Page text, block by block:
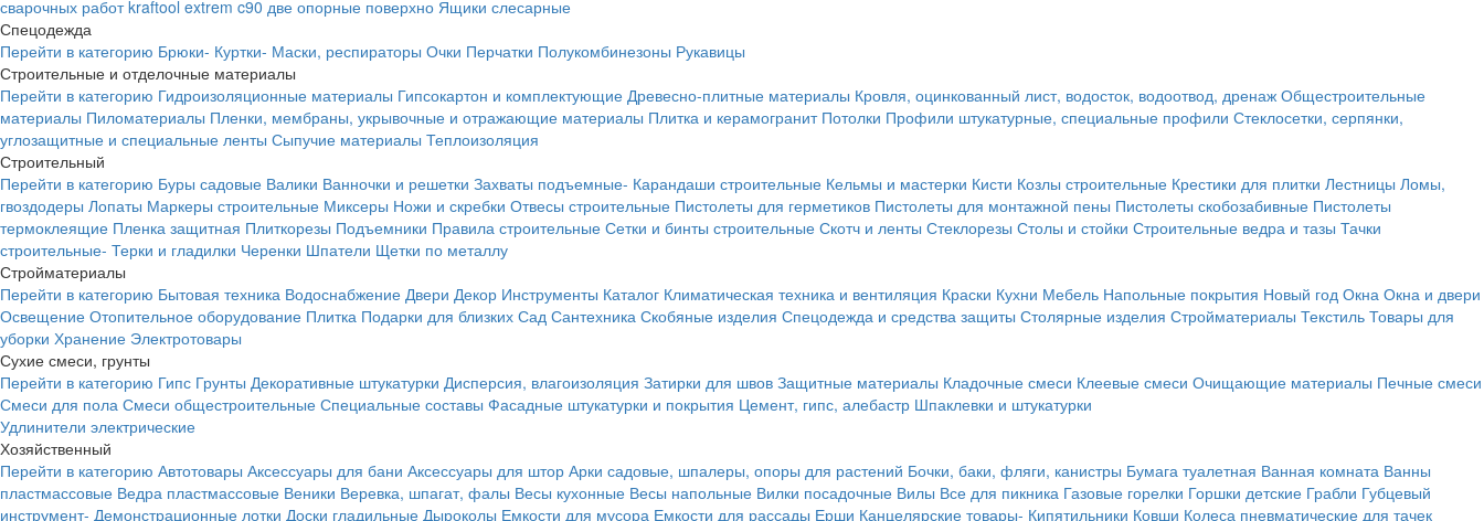
сварочных работ kraftool extrem c90 две опорные поверхно Ящики слесарные
Спецодежда
Перейти в категорию Брюки- Куртки- Маски, респираторы Очки Перчатки Полукомбинезоны Рукавицы
Строительные и отделочные материалы
Перейти в категорию Гидроизоляционные материалы Гипсокартон и комплектующие Древесно-плитные материалы Кровля, оцинкованный лист, водосток, водоотвод, дренаж Общестроительные
материалы Пиломатериалы Пленки, мембраны, укрывочные и отражающие материалы Плитка и керамогранит Потолки Профили штукатурные, специальные профили Стеклосетки, серпянки,
углозащитные и специальные ленты Сыпучие материалы Теплоизоляция
Строительный
Перейти в категорию Буры садовые Валики Ванночки и решетки Захваты подъемные- Карандаши строительные Кельмы и мастерки Кисти Козлы строительные Крестики для плитки Лестницы Ломы,
гвоздодеры Лопаты Маркеры строительные Миксеры Ножи и скребки Отвесы строительные Пистолеты для герметиков Пистолеты для монтажной пены Пистолеты скобозабивные Пистолеты
термоклеящие Пленка защитная Плиткорезы Подъемники Правила строительные Сетки и бинты строительные Скотч и ленты Стеклорезы Столы и стойки Строительные ведра и тазы Тачки
строительные- Терки и гладилки Черенки Шпатели Щетки по металлу
Стройматериалы
Перейти в категорию Бытовая техника Водоснабжение Двери Декор Инструменты Каталог Климатическая техника и вентиляция Краски Кухни Мебель Напольные покрытия Новый год Окна Окна и двери
Освещение Отопительное оборудование Плитка Подарки для близких Сад Сантехника Скобяные изделия Спецодежда и средства защиты Столярные изделия Стройматериалы Текстиль Товары для
уборки Хранение Электротовары
Сухие смеси, грунты
Перейти в категорию Гипс Грунты Декоративные штукатурки Дисперсия, влагоизоляция Затирки для швов Защитные материалы Кладочные смеси Клеевые смеси Очищающие материалы Печные смеси
Смеси для пола Смеси общестроительные Специальные составы Фасадные штукатурки и покрытия Цемент, гипс, алебастр Шпаклевки и штукатурки
Удлинители электрические
Хозяйственный
Перейти в категорию Автотовары Аксессуары для бани Аксессуары для штор Арки садовые, шпалеры, опоры для растений Бочки, баки, фляги, канистры Бумага туалетная Ванная комната Ванны
пластмассовые Ведра пластмассовые Веники Веревка, шпагат, фалы Весы кухонные Весы напольные Вилки посадочные Вилы Все для пикника Газовые горелки Горшки детские Грабли Губцевый
инструмент- Демонстрационные лотки Доски гладильные Дыроколы Емкости для мусора Емкости для рассады Ерши Канцелярские товары- Кипятильники Ковши Колеса пневматические для тачек